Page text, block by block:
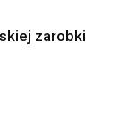
zarobki